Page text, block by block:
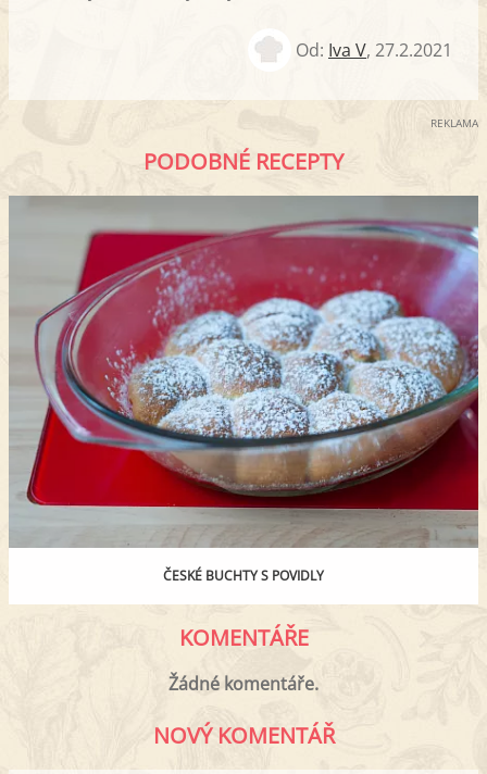
Od: Iva V, 27.2.2021
REKLAMA
PODOBNÉ RECEPTY
ČESKÉ BUCHTY S POVIDLY
KOMENTÁŘE
Žádné komentáře.
NOVÝ KOMENTÁŘ